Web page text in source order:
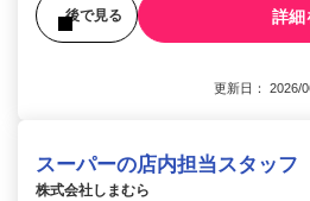
後で見る 詳細
更新日： 2026/
スーパーの店内担当スタッフ
株式会社しまむら